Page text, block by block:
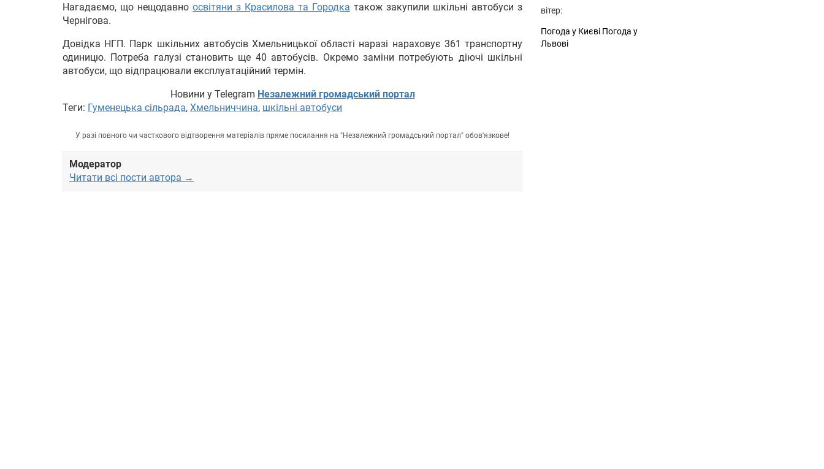
Нагадаємо, що нещодавно освітяни з Красилова та Городка також закупили шкільні автобуси з
Чернігова.
Довідка НГП. Парк шкільних автобусів Хмельницької області наразі нараховує 361 транспортну
одиницю. Потреба галузі становить ще 40 автобусів. Окремо заміни потребують діючі шкільні
автобуси, що відпрацювали експлуатаційний термін.
Новини у Telegram Незалежний громадський портал
Теги: Гуменецька сільрада, Хмельниччина, шкільні автобуси
У разі повного чи часткового відтворення матеріалів пряме посилання на "Незалежний громадський портал" обов'язкове!
Модератор
Читати всі пости автора →
вітер:
Погода у Києві Погода у
Львові